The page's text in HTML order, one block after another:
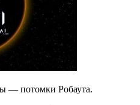
— потомки Робаута.